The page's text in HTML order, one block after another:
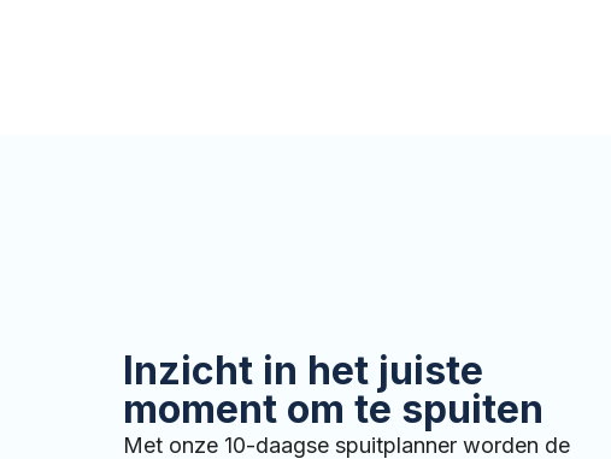
Inzicht in het juiste
moment om te spuiten
Met onze 10-daagse spuitplanner worden de